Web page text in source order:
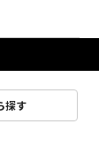
探す